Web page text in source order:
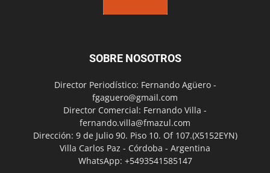
SOBRE NOSOTROS
Director Periodístico: Fernando Agüero -
fgaguero@gmail.com
Director Comercial: Fernando Villa -
fernando.villa@fmazul.com
Dirección: 9 de Julio 90. Piso 10. Of 107.(X5152EYN)
Villa Carlos Paz - Córdoba - Argentina
WhatsApp: +5493541585147